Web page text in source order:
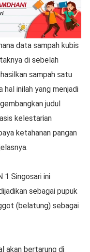
data sampah kubis
di sebelah
sampah satu
hal inilah yang menjadi
judul
kelestarian
ketahanan pangan
1 Singosari ini
sebagai pupuk
(belatung) sebagai
akan bertarung di